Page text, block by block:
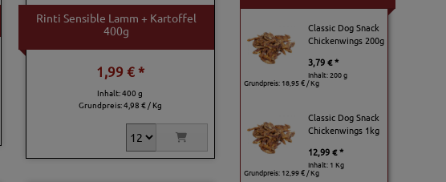
Rinti Sensible Lamm + Kartoffel
400g
1,99 € *
Inhalt: 400 g
Grundpreis:4,98 € / Kg
Classic Dog Snack
Chickenwings 200g
3,79 € *
Inhalt: 200 g
Grundpreis: 18,95 € / Kg
Classic Dog Snack
Chickenwings 1kg
12,99 € *
Inhalt: 1 Kg
Grundpreis: 12,99 € / Kg